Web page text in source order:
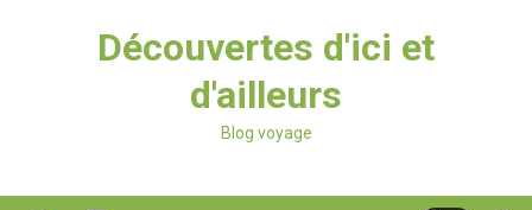
Découvertes d'ici et
d'ailleurs
Blog voyage